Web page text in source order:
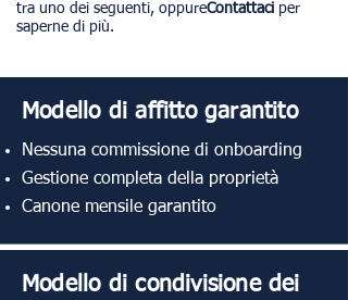
tra uno dei seguenti, oppureContattaci per
saperne di più.
Modello di affitto garantito
Nessuna commissione di onboarding
Gestione completa della proprietà
Canone mensile garantito
Modello di condivisione dei